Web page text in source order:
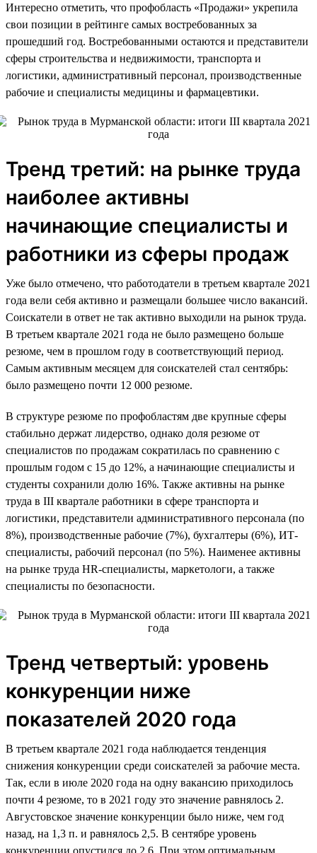
Интересно отметить, что профобласть «Продажи» укрепила
свои позиции в рейтинге самых востребованных за
прошедший год. Востребованными остаются и представители
сферы строительства и недвижимости, транспорта и
логистики, административный персонал, производственные
рабочие и специалисты медицины и фармацевтики.
Тренд третий: на рынке труда
наиболее активны
начинающие специалисты и
работники из сферы продаж
Уже было отмечено, что работодатели в третьем квартале 2021
года вели себя активно и размещали большее число вакансий.
Соискатели в ответ не так активно выходили на рынок труда.
В третьем квартале 2021 года не было размещено больше
резюме, чем в прошлом году в соответствующий период.
Самым активным месяцем для соискателей стал сентябрь:
было размещено почти 12 000 резюме.
В структуре резюме по профобластям две крупные сферы
стабильно держат лидерство, однако доля резюме от
специалистов по продажам сократилась по сравнению с
прошлым годом с 15 до 12%, а начинающие специалисты и
студенты сохранили долю 16%. Также активны на рынке
труда в III квартале работники в сфере транспорта и
логистики, представители административного персонала (по
8%), производственные рабочие (7%), бухгалтеры (6%), ИТ-
специалисты, рабочий персонал (по 5%). Наименее активны
на рынке труда HR-специалисты, маркетологи, а также
специалисты по безопасности.
Тренд четвертый: уровень
конкуренции ниже
показателей 2020 года
В третьем квартале 2021 года наблюдается тенденция
снижения конкуренции среди соискателей за рабочие места.
Так, если в июле 2020 года на одну вакансию приходилось
почти 4 резюме, то в 2021 году это значение равнялось 2.
Августовское значение конкуренции было ниже, чем год
назад, на 1,3 п. и равнялось 2,5. В сентябре уровень
конкуренции опустился до 2,6. При этом оптимальным